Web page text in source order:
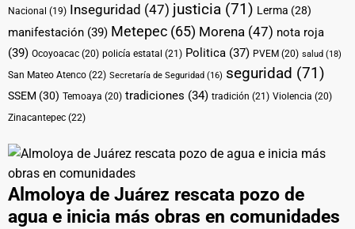
Nacional (19) Inseguridad (47) justicia (71) Lerma (28)
manifestación (39) Metepec (65) Morena (47) nota roja
(39) Ocoyoacac (20) policía estatal (21) Politica (37) PVEM (20) salud (18)
San Mateo Atenco (22) Secretaría de Seguridad (16) seguridad (71)
SSEM (30) Temoaya (20) tradiciones (34) tradición (21) Violencia (20)
Zinacantepec (22)
Almoloya de Juárez rescata pozo de
agua e inicia más obras en comunidades